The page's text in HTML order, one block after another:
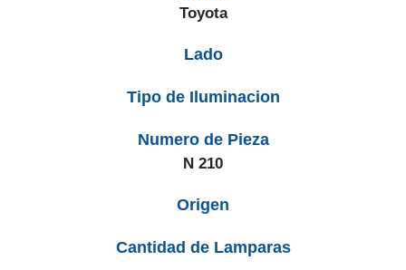
Toyota
Lado
Tipo de Iluminacion
Numero de Pieza
N 210
Origen
Cantidad de Lamparas